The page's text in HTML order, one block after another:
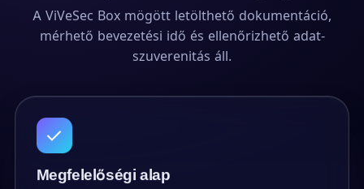
A ViVeSec Box mögött letölthető dokumentáció,
mérhető bevezetési idő és ellenőrizhető adat-
szuverenitás áll.
✓
Megfelelőségi alap